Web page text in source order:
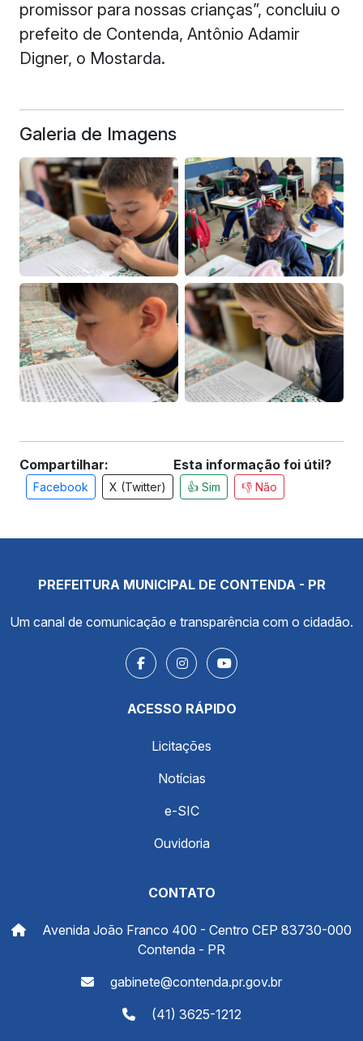
promissor para nossas crianças”, concluiu o
prefeito de Contenda, Antônio Adamir
Digner, o Mostarda.
Galeria de Imagens
Compartilhar:
Facebook X (Twitter)
Esta informação foi útil?
👍 Sim 👎 Não
PREFEITURA MUNICIPAL DE CONTENDA - PR
Um canal de comunicação e transparência com o cidadão.
ACESSO RÁPIDO
Licitações
Notícias
e-SIC
Ouvidoria
CONTATO
Avenida João Franco 400 - Centro CEP 83730-000
Contenda - PR
gabinete@contenda.pr.gov.br
(41) 3625-1212